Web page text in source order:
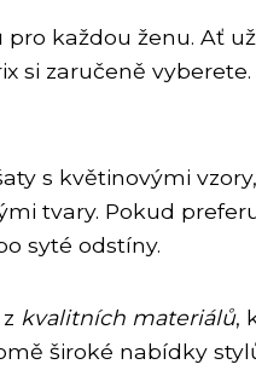
každou ženu. Ať
si zaručeně
s květinovými
tvary. Pokud
syté odstíny.
kvalitních materiálů,
široké nabídky